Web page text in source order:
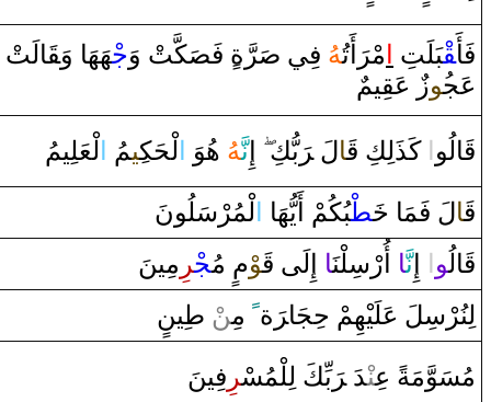
فَأَ‍قْ‍‍بَلَتِ مْ‍رَ ‌أَتُ‍‍هُ فِي صَ‍رَّ ة‌ ‌ فَ‍‍صَ‍‍كَّتْ ‌وَجْ‍‍هَهَا‌ ‌وَ‍قَ‍‍الَتْ
عَج‍‍ُ‍و‌زٌ‌ عَ‍‍قِ‍‍يمٌ
قَ‍‍الُو ‌ كَذَلِكِ قَ‍‍الَ ‌‍رَبُّكِ ‌إِنَّ‍‍هُ هُوَ‌ لْحَك‍‍ِ‍ي‍‍مُ لْعَلِيمُ
قَ‍‍الَ فَمَا‌ خَ‍‍طْ‍‍بُكُمْ ‌أَيُّهَا‌
لْمُرْسَلُونَ
قَ‍‍الُ‍‍و ‌ ‌إِنَّ‍‍ا ‌ ‌أُ‌رْسِلْنَ‍‍ا ‌ ‌إِلَى‌ قَ‍‍وْم ‌ مُ‍‍جْ‍‍ر ِمِينَ
لِنُرْسِلَ عَلَيْهِمْ حِجَا‌‍رَ ةً ‌ مِ‍‌‍ن طِ‍‍ينٍ
مُسَوَّمَةً عِ‍‌‍نْ‍‍دَ‌ ‌‍رَبِّكَ لِلْمُسْ‍‍ر ِفِينَ